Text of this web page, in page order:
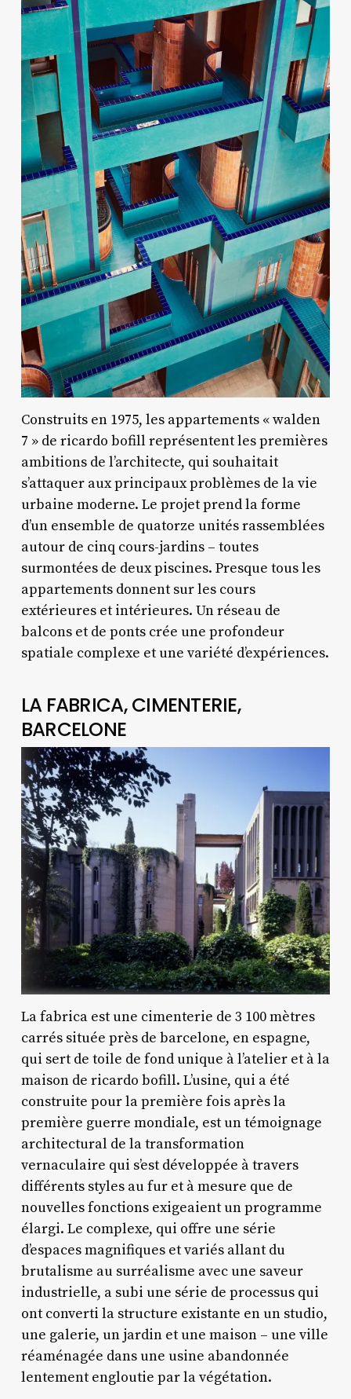
Construits en 1975, les appartements « walden
7 » de ricardo bofill représentent les premières
ambitions de l’architecte, qui souhaitait
s’attaquer aux principaux problèmes de la vie
urbaine moderne. Le projet prend la forme
d’un ensemble de quatorze unités rassemblées
autour de cinq cours-jardins – toutes
surmontées de deux piscines. Presque tous les
appartements donnent sur les cours
extérieures et intérieures. Un réseau de
balcons et de ponts crée une profondeur
spatiale complexe et une variété d’expériences.
LA FABRICA, CIMENTERIE,
BARCELONE
La fabrica est une cimenterie de 3 100 mètres
carrés située près de barcelone, en espagne,
qui sert de toile de fond unique à l’atelier et à la
maison de ricardo bofill. L’usine, qui a été
construite pour la première fois après la
première guerre mondiale, est un témoignage
architectural de la transformation
vernaculaire qui s’est développée à travers
différents styles au fur et à mesure que de
nouvelles fonctions exigeaient un programme
élargi. Le complexe, qui offre une série
d’espaces magnifiques et variés allant du
brutalisme au surréalisme avec une saveur
industrielle, a subi une série de processus qui
ont converti la structure existante en un studio,
une galerie, un jardin et une maison – une ville
réaménagée dans une usine abandonnée
lentement engloutie par la végétation.